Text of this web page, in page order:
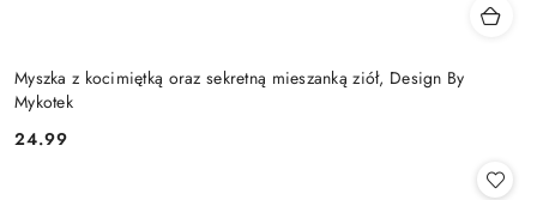
Myszka z kocimiętką oraz sekretną mieszanką ziół, Design By
Mykotek
Cena:
24.99